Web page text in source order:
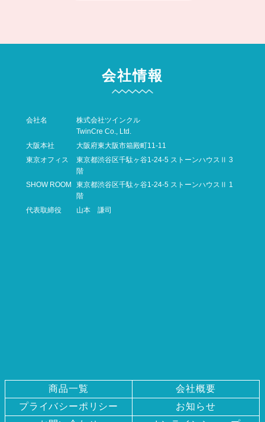
会社情報
会社名
株式会社ツインクル
TwinCre Co., Ltd.
大阪本社
大阪府東大阪市箱殿町11-11
東京オフィス
東京都渋谷区千駄ヶ谷1-24-5 ストーンハウスⅡ 3
階
SHOW ROOM
東京都渋谷区千駄ヶ谷1-24-5 ストーンハウスⅡ 1
階
代表取締役
山本 謙司
商品一覧
会社概要
プライバシーポリシー
お知らせ